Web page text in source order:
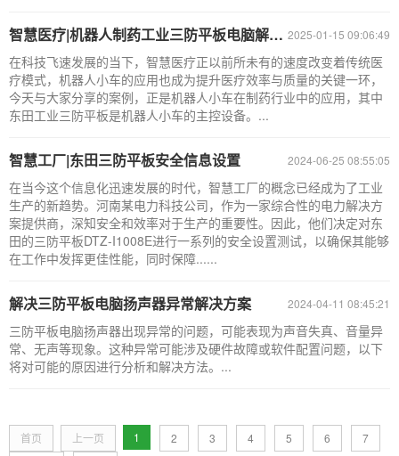
2025-01-15 09:06:49
智慧医疗|机器人制药工业三防平板电脑解决方案
在科技飞速发展的当下，智慧医疗正以前所未有的速度改变着传统医
疗模式，机器人小车的应用也成为提升医疗效率与质量的关键一环，
今天与大家分享的案例，正是机器人小车在制药行业中的应用，其中
东田工业三防平板是机器人小车的主控设备。...
2024-06-25 08:55:05
智慧工厂|东田三防平板安全信息设置
在当今这个信息化迅速发展的时代，智慧工厂的概念已经成为了工业
生产的新趋势。河南某电力科技公司，作为一家综合性的电力解决方
案提供商，深知安全和效率对于生产的重要性。因此，他们决定对东
田的三防平板DTZ-I1008E进行一系列的安全设置测试，以确保其能够
在工作中发挥更佳性能，同时保障......
2024-04-11 08:45:21
解决三防平板电脑扬声器异常解决方案
三防平板电脑扬声器出现异常的问题，可能表现为声音失真、音量异
常、无声等现象。这种异常可能涉及硬件故障或软件配置问题，以下
将对可能的原因进行分析和解决方法。...
首页 上一页 1 2 3 4 5 6
7